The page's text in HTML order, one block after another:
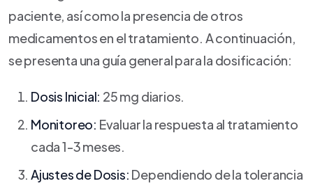
paciente, así como la presencia de otros
medicamentos en el tratamiento. A continuación,
se presenta una guía general para la dosificación:
Dosis Inicial: 25 mg diarios.
Monitoreo: Evaluar la respuesta al tratamiento
cada 1-3 meses.
Ajustes de Dosis: Dependiendo de la tolerancia